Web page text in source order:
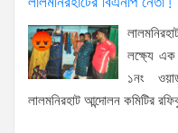
লক্ষ্যে এক
১নং
লালমনিরহাট আন্দোলন কমিটির